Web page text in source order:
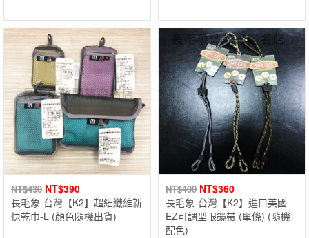
NT$430 NT$390
長毛象-台灣【K2】超細纖維新
快乾巾-L (顏色隨機出貨)
NT$400 NT$360
長毛象-台灣【K2】進口美國
EZ可調型眼鏡帶 (單條) (隨機
配色)